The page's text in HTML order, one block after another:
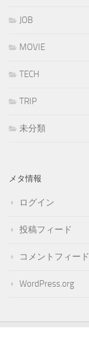
JOB
MOVIE
TECH
TRIP
未分類
メタ情報
ログイン
投稿フィード
コメントフィード
WordPress.org